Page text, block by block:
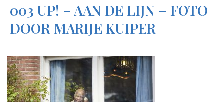
003 UP! – AAN DE LIJN – FOTO
DOOR MARIJE KUIPER